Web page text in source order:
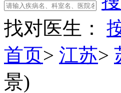
找对医生：
首页> 江苏>
景)